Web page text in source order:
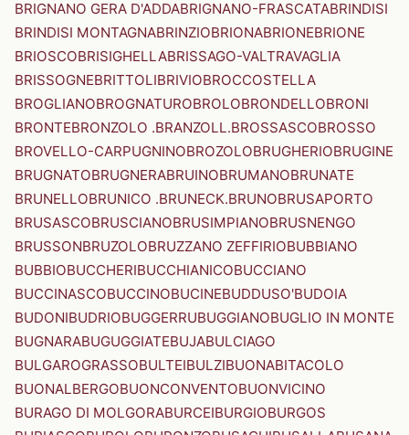
BRIGNANO GERA D'ADDABRIGNANO-FRASCATABRINDISI
BRINDISI MONTAGNABRINZIOBRIONABRIONEBRIONE
BRIOSCOBRISIGHELLABRISSAGO-VALTRAVAGLIA
BRISSOGNEBRITTOLIBRIVIOBROCCOSTELLA
BROGLIANOBROGNATUROBROLOBRONDELLOBRONI
BRONTEBRONZOLO .BRANZOLL.BROSSASCOBROSSO
BROVELLO-CARPUGNINOBROZOLOBRUGHERIOBRUGINE
BRUGNATOBRUGNERABRUINOBRUMANOBRUNATE
BRUNELLOBRUNICO .BRUNECK.BRUNOBRUSAPORTO
BRUSASCOBRUSCIANOBRUSIMPIANOBRUSNENGO
BRUSSONBRUZOLOBRUZZANO ZEFFIRIOBUBBIANO
BUBBIOBUCCHERIBUCCHIANICOBUCCIANO
BUCCINASCOBUCCINOBUCINEBUDDUSO'BUDOIA
BUDONIBUDRIOBUGGERRUBUGGIANOBUGLIO IN MONTE
BUGNARABUGUGGIATEBUJABULCIAGO
BULGAROGRASSOBULTEIBULZIBUONABITACOLO
BUONALBERGOBUONCONVENTOBUONVICINO
BURAGO DI MOLGORABURCEIBURGIOBURGOS